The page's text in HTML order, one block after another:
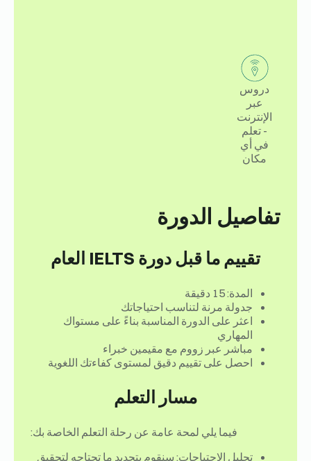
دروس
عبر
الإنترنت
- تعلم
في أي
مكان
تفاصيل الدورة
تقييم ما قبل دورة IELTS العام
المدة: 15 دقيقة
جدولة مرنة لتناسب احتياجاتك
اعثر على الدورة المناسبة بناءً على مستواك
المهاري
مباشر عبر زووم مع مقيمين خبراء
احصل على تقييم دقيق لمستوى كفاءتك اللغوية
مسار التعلم
فيما يلي لمحة عامة عن رحلة التعلم الخاصة بك:
تحليل الاحتياجات: سنقوم بتحديد ما تحتاجه لتحقيق